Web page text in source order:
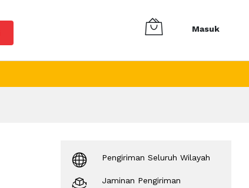
Masuk
Pengiriman Seluruh Wilayah
Jaminan Pengiriman